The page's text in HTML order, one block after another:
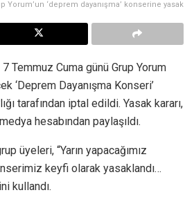
Yorum’un ‘deprem dayanışma’ konserine yasak
Temmuz Cuma günü Grup Yorum
‘Deprem Dayanışma Konseri’
tarafından iptal edildi. Yasak kararı,
hesabından paylaşıldı.
üyeleri, “Yarın yapacağımız
keyfi olarak yasaklandı…
kullandı.